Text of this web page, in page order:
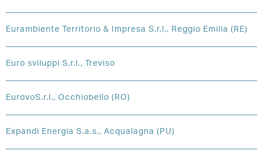
Eurambiente Territorio & Impresa S.r.l., Reggio Emilia (RE)
Euro sviluppi S.r.l., Treviso
EurovoS.r.l., Occhiobello (RO)
Expandi Energia S.a.s., Acqualagna (PU)